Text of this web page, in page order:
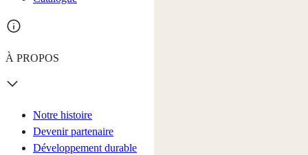
À PROPOS
Notre histoire
Devenir partenaire
Développement durable